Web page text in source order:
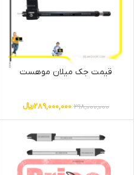
قیمت جک میلان موهست
298,000,000
289,000,000﷼